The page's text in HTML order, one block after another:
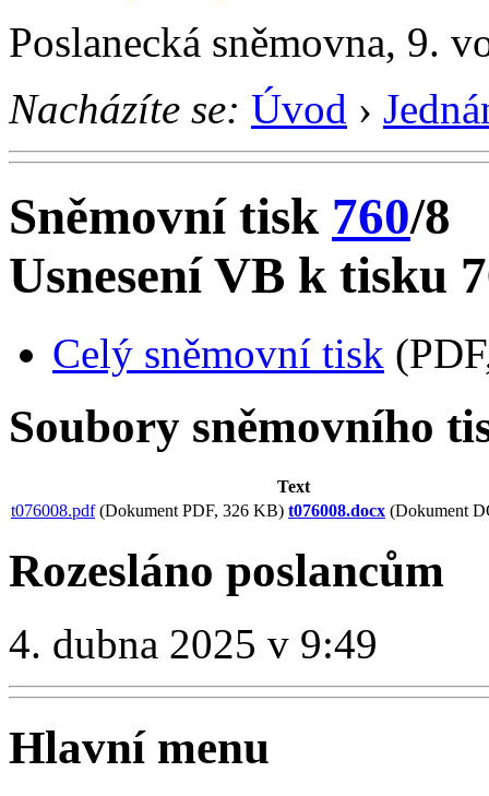
Poslanecká sněmovna, 9.
Nacházíte se: Úvod ›
Sněmovní tisk 760/8
Usnesení VB k tisku
Celý sněmovní tisk
Soubory sněmovního
Text
t076008.pdf(Dokument PDF, 326 KB) t076008.docx (Dokument
Rozesláno poslancům
4. dubna 2025 v 9:49
Hlavní menu